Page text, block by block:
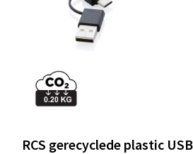
RCS gerecyclede plastic